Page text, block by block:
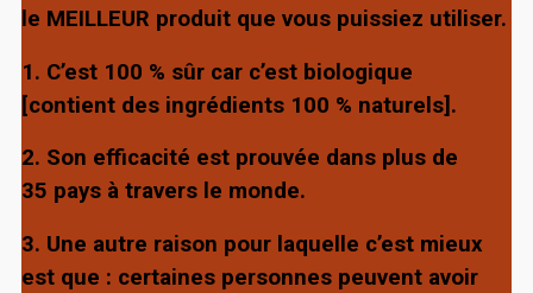
le MEILLEUR produit que vous puissiez utiliser.
1. C’est 100 % sûr car c’est biologique
[contient des ingrédients 100 % naturels].
2. Son efficacité est prouvée dans plus de
35 pays à travers le monde.
3. Une autre raison pour laquelle c’est mieux
est que : certaines personnes peuvent avoir